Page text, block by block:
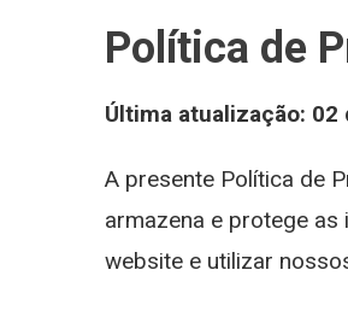
Política de
Última atualização:
A presente Política de
armazena e protege as
website e utilizar